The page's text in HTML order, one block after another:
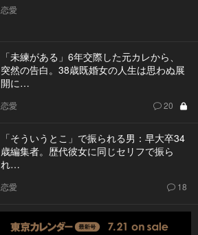
恋愛
「未練がある」6年交際した元カレから、
突然の告白。38歳既婚女の人生は思わぬ展
開に…
恋愛 20
「そういうとこ」で振られる男：早大卒34
歳編集者。歴代彼女に同じセリフで振ら
れ…
恋愛 18